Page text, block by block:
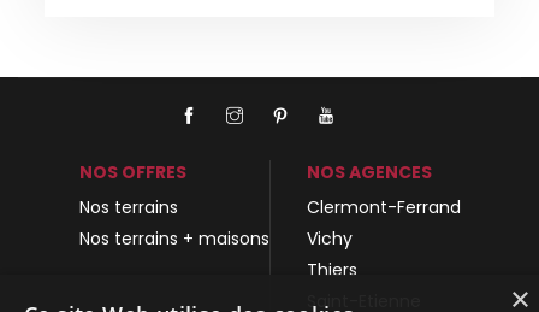
NOS OFFRES
Nos terrains
Nos terrains + maisons
NOS AGENCES
Clermont-Ferrand
Vichy
Thiers
Saint-Etienne
×